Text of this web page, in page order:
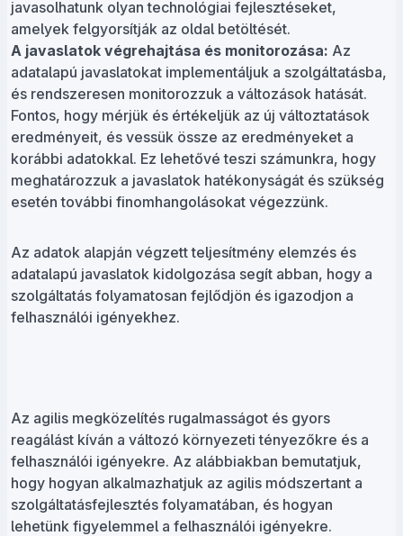
javasolhatunk olyan technológiai fejlesztéseket,
amelyek felgyorsítják az oldal betöltését.
A javaslatok végrehajtása és monitorozása: Az
adatalapú javaslatokat implementáljuk a szolgáltatásba,
és rendszeresen monitorozzuk a változások hatását.
Fontos, hogy mérjük és értékeljük az új változtatások
eredményeit, és vessük össze az eredményeket a
korábbi adatokkal. Ez lehetővé teszi számunkra, hogy
meghatározzuk a javaslatok hatékonyságát és szükség
esetén további finomhangolásokat végezzünk.
Az adatok alapján végzett teljesítmény elemzés és
adatalapú javaslatok kidolgozása segít abban, hogy a
szolgáltatás folyamatosan fejlődjön és igazodjon a
felhasználói igényekhez.
Az agilis megközelítés rugalmasságot és gyors
reagálást kíván a változó környezeti tényezőkre és a
felhasználói igényekre. Az alábbiakban bemutatjuk,
hogy hogyan alkalmazhatjuk az agilis módszertant a
szolgáltatásfejlesztés folyamatában, és hogyan
lehetünk figyelemmel a felhasználói igényekre.